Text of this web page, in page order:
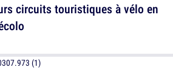
circuits touristiques à vélo en